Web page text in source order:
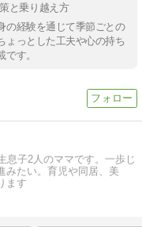
と乗り越え方
の経験を通じて季節ごとの
ょっとした工夫や心の持ち
す。
息子2人のママです。一歩じ
みたい。育児や同居、美
ます